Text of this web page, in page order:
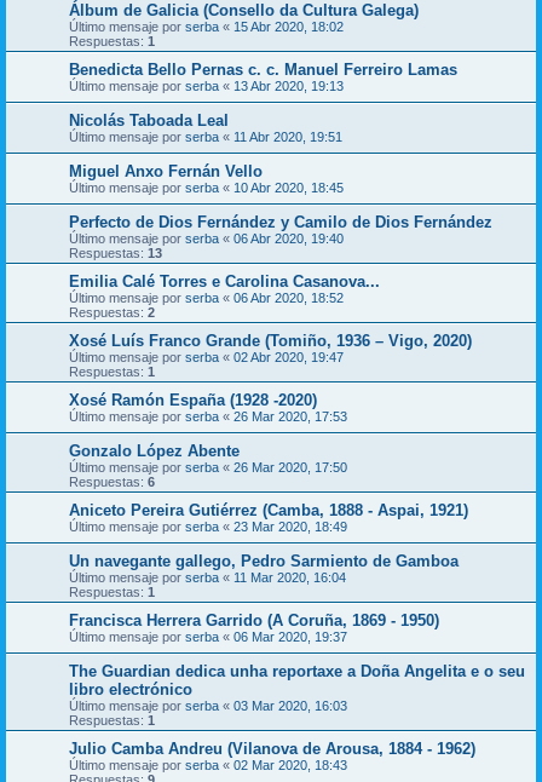
Álbum de Galicia (Consello da Cultura Galega)
Último mensaje por serba « 15 Abr 2020, 18:02
Respuestas: 1
Benedicta Bello Pernas c. c. Manuel Ferreiro Lamas
Último mensaje por serba « 13 Abr 2020, 19:13
Nicolás Taboada Leal
Último mensaje por serba « 11 Abr 2020, 19:51
Miguel Anxo Fernán Vello
Último mensaje por serba « 10 Abr 2020, 18:45
Perfecto de Dios Fernández y Camilo de Dios Fernández
Último mensaje por serba « 06 Abr 2020, 19:40
Respuestas: 13
Emilia Calé Torres e Carolina Casanova...
Último mensaje por serba « 06 Abr 2020, 18:52
Respuestas: 2
Xosé Luís Franco Grande (Tomiño, 1936 – Vigo, 2020)
Último mensaje por serba « 02 Abr 2020, 19:47
Respuestas: 1
Xosé Ramón España (1928 -2020)
Último mensaje por serba « 26 Mar 2020, 17:53
Gonzalo López Abente
Último mensaje por serba « 26 Mar 2020, 17:50
Respuestas: 6
Aniceto Pereira Gutiérrez (Camba, 1888 - Aspai, 1921)
Último mensaje por serba « 23 Mar 2020, 18:49
Un navegante gallego, Pedro Sarmiento de Gamboa
Último mensaje por serba « 11 Mar 2020, 16:04
Respuestas: 1
Francisca Herrera Garrido (A Coruña, 1869 - 1950)
Último mensaje por serba « 06 Mar 2020, 19:37
The Guardian dedica unha reportaxe a Doña Angelita e o seu
libro electrónico
Último mensaje por serba « 03 Mar 2020, 16:03
Respuestas: 1
Julio Camba Andreu (Vilanova de Arousa, 1884 - 1962)
Último mensaje por serba « 02 Mar 2020, 18:43